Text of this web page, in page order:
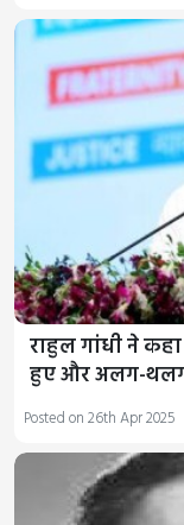
राहुल गांधी ने
हुए और अलग-
Posted on 26th Apr 2025